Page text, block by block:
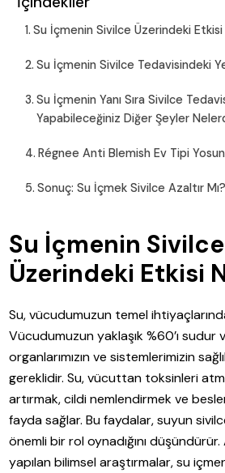
Su İçmenin Sivilce Üzerindeki
Su İçmenin Sivilce Tedavisindeki
Su İçmenin Yanı Sıra Sivilce
Yapabileceğiniz Diğer Şeyler
Régnee Anti Blemish Ev Tipi
Sonuç: Su İçmek Sivilce Azaltır Mı?
Su İçmenin Sivilce
Üzerindeki Etkisi
Su, vücudumuzun temel
Vücudumuzun yaklaşık %60’ı sudur
organlarımızın ve sistemlerimizin
gereklidir. Su, vücuttan toksinleri
artırmak, cildi nemlendirmek ve
fayda sağlar. Bu faydalar, suyun
önemli bir rol oynadığını
yapılan bilimsel araştırmalar, su